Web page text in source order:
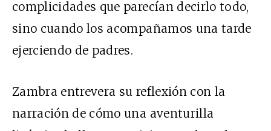
complicidades que parecían decirlo todo,
sino cuando los acompañamos una tarde
ejerciendo de padres.
Zambra entrevera su reflexión con la
narración de cómo una aventurilla